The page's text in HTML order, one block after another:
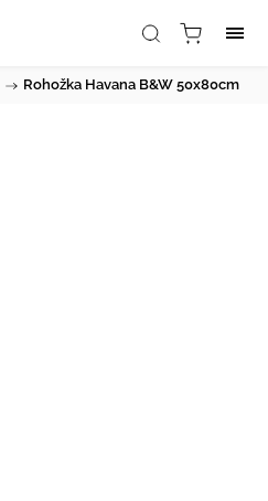
/ Rohožka Havana B&W 50x80cm